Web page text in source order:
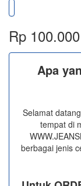
Rp 100.000
Apa
Selamat
tempat di
berbagai jenis